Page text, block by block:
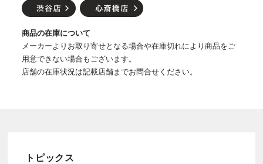
商品の在庫について
メーカーよりお取り寄せとなる場合や在庫切れにより商品をご
用意できない場合もございます。
店舗の在庫状況は記載店舗までお問合せください。
トピックス